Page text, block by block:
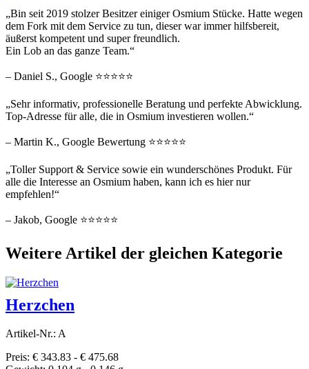
„Bin seit 2019 stolzer Besitzer einiger Osmium Stücke. Hatte wegen
dem Fork mit dem Service zu tun, dieser war immer hilfsbereit,
äußerst kompetent und super freundlich.
Ein Lob an das ganze Team.“
– Daniel S., Google ⭐⭐⭐⭐⭐
„Sehr informativ, professionelle Beratung und perfekte Abwicklung.
Top-Adresse für alle, die in Osmium investieren wollen.“
– Martin K., Google Bewertung ⭐⭐⭐⭐⭐
„Toller Support & Service sowie ein wunderschönes Produkt. Für
alle die Interesse an Osmium haben, kann ich es hier nur
empfehlen!“
– Jakob, Google ⭐⭐⭐⭐⭐
Weitere Artikel der gleichen Kategorie
Herzchen
Artikel-Nr.: A
Preis: € 343.83 - € 475.68